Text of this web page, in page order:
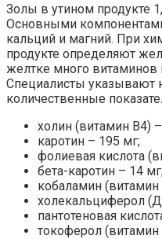
Золы в утином продукте
Основными
кальций и магний. При
продукте определяют
желтке много витаминов
Специалисты указывают
количественные
холин (витамин В4)
каротин – 195 мг;
фолиевая кислота
бета-каротин – 14
кобаламин
холекальциферол
пантотеновая
токоферол (витамин